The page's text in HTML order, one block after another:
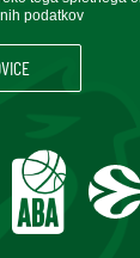
podatkov